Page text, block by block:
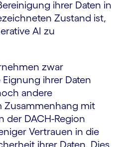
ihrer Daten in
Zustand ist,
AI zu
zwar
ihrer Daten
andere
Zusammenhang mit
der DACH-Region
Vertrauen in die
ihrer Daten. Dies